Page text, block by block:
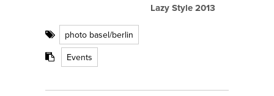
Lazy Style 2013
photo basel/berlin
Events